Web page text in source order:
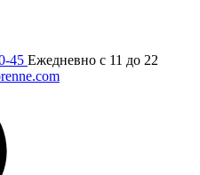
45 Ежедневно с 11 до 22